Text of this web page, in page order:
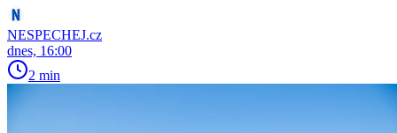
NESPECHEJ.cz
dnes, 16:00
2 min